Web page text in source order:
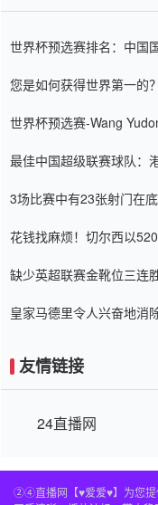
世界杯预选赛排名：中国
您是如何获得世界第一的
世界杯预选赛-Wang
最佳中国超级联赛球队：
3场比赛中有23张射门在
花钱找麻烦！切尔西以
缺少英超联赛金靴位三连
皇家马德里令人兴奋地消
友情链接
24直播网
②④直播网【♥爱爱♥】为您提